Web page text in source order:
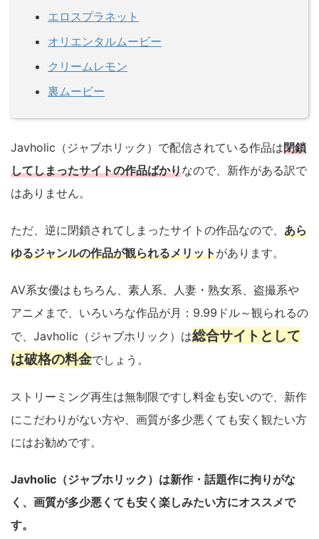
エロスプラネット
オリエンタルムービー
クリームレモン
裏ムービー
Javholic（ジャブホリック）で配信されている作品は閉鎖
してしまったサイトの作品ばかりなので、新作がある訳で
はありません。
ただ、逆に閉鎖されてしまったサイトの作品なので、 あら
ゆるジャンルの作品が観られるメリットがあります。
AV系女優はもちろん、素人系、人妻・熟女系、盗撮系や
アニメまで、いろいろな作品が月：9.99ドル～観られるの
で、Javholic（ジャブホリック）は総合サイトとして
は破格の料金でしょう。
ストリーミング再生は無制限ですし料金も安いので、新作
にこだわりがない方や、画質が多少悪くても安く観たい方
にはお勧めです。
Javholic（ジャブホリック）は新作・話題作に拘りがな
く、画質が多少悪くても安く楽しみたい方にオススメで
す。